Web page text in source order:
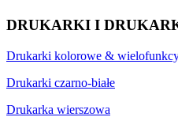
DRUKARKI I
Drukarki kolorowe &
Drukarki czarno-białe
Drukarka wierszowa